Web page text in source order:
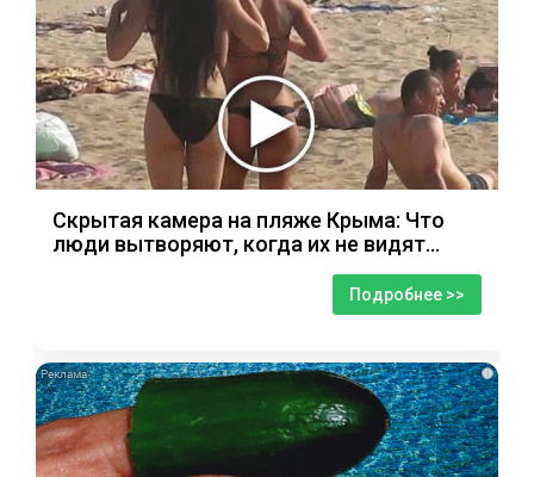
Скрытая камера на пляже Крыма: Что
люди вытворяют, когда их не видят...
Подробнее >>
i